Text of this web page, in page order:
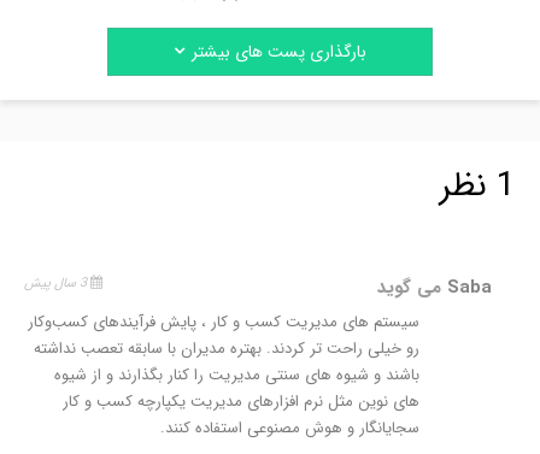
بارگذاری پست های بیشتر
1 نظر
Saba می گوید 3 سال پیش
سیستم های مدیریت کسب و کار ، پایش فرآیندهای کسب‌وکار
رو خیلی راحت تر کردند. بهتره مدیران با سابقه تعصب نداشته
باشند و شیوه های سنتی مدیریت را کنار بگذارند و از شیوه
های نوین مثل نرم افزارهای مدیریت یکپارچه کسب و کار
سجایانگار و هوش مصنوعی استفاده کنند.